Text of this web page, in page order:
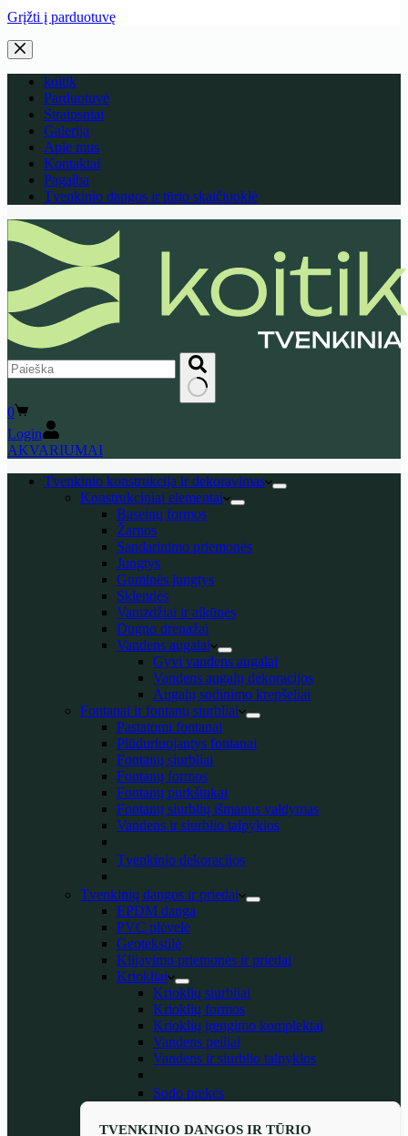
Grįžti į parduotuvę
koitik
Parduotuvė
Straipsniai
Galerija
Apie mus
Kontaktai
Pagalba
Tvenkinio dangos ir tūrio skaičiuoklė
No
results
Shopping
cart
0
Login
AKVARIUMAI
Tvenkinio konstrukcija ir dekoravimas
Konstrukciniai elementai
Baseinų formos
Žarnos
Sandarinimo priemonės
Jungtys
Guminės jungtys
Sklendės
Vamzdžiai ir alkūnės
Dugno drenažai
Vandens augalai
Gyvi vandens augalai
Vandens augalų dekoracijos
Augalų sodinimo krepšeliai
Fontanai ir fontanų siurbliai
Pastatomi fontanai
Plūduriuojantys fontanai
Fontanų siurbliai
Fontanų formos
Fontanų purkštukai
Fontanų siurblių išmanus valdymas
Vandens ir siurblio talpyklos
Tvenkinio dekoracijos
Tvenkinių dangos ir priedai
EPDM danga
PVC plėvelė
Geotekstilė
Klijavimo priemonės ir priedai
Kriokliai
Krioklių siurbliai
Krioklių formos
Krioklių įrengimo komplektai
Vandens peiliai
Vandens ir siurblio talpyklos
Sodo prekės
TVENKINIO DANGOS IR TŪRIO